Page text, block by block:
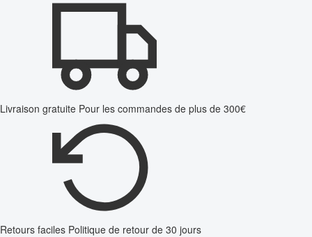
Livraison gratuite Pour les commandes de plus de 300€
Retours faciles Politique de retour de 30 jours